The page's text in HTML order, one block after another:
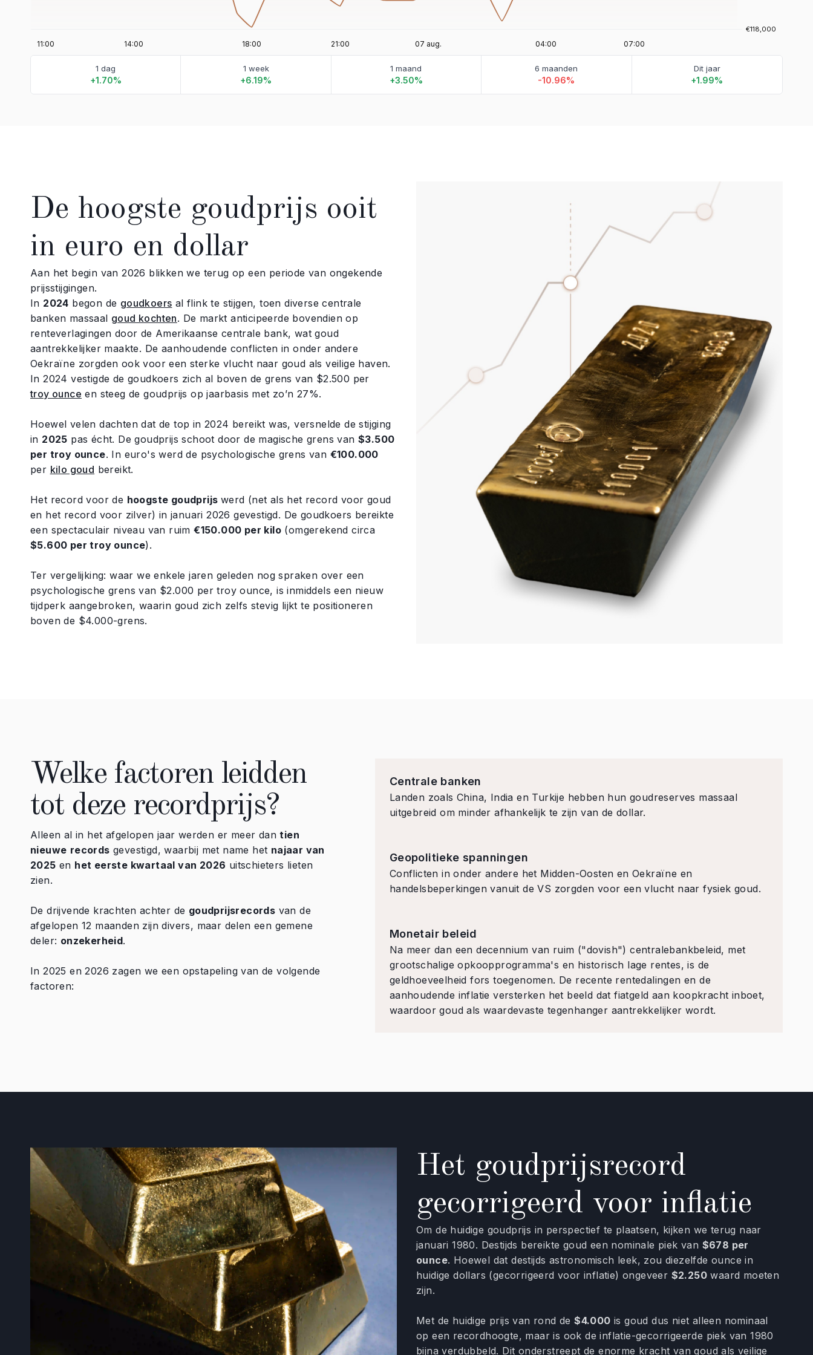
1 dag
+1.70%
1 week
+6.19%
1 maand
+3.50%
6 maanden
-10.96%
Dit jaar
+1.99%
De hoogste goudprijs ooit
in euro en dollar
Aan het begin van 2026 blikken we terug op een periode van ongekende
prijsstijgingen.
In 2024 begon de goudkoers al flink te stijgen, toen diverse centrale
banken massaal goud kochten. De markt anticipeerde bovendien op
renteverlagingen door de Amerikaanse centrale bank, wat goud
aantrekkelijker maakte. De aanhoudende conflicten in onder andere
Oekraïne zorgden ook voor een sterke vlucht naar goud als veilige haven.
In 2024 vestigde de goudkoers zich al boven de grens van $2.500 per
troy ounce en steeg de goudprijs op jaarbasis met zo’n 27%.
Hoewel velen dachten dat de top in 2024 bereikt was, versnelde de stijging
in 2025 pas écht. De goudprijs schoot door de magische grens van$3.500
per troy ounce. In euro's werd de psychologische grens van €100.000
per kilo goud bereikt.
Het record voor de hoogste goudprijs werd (net als het record voor goud
en het record voor zilver) in januari 2026 gevestigd. De goudkoers bereikte
een spectaculair niveau van ruim€150.000 per kilo (omgerekend circa
$5.600 per troy ounce).
Ter vergelijking: waar we enkele jaren geleden nog spraken over een
psychologische grens van $2.000 per troy ounce, is inmiddels een nieuw
tijdperk aangebroken, waarin goud zich zelfs stevig lijkt te positioneren
boven de $4.000-grens.
Welke factoren leidden
tot deze recordprijs?
Alleen al in het afgelopen jaar werden er meer dantien
nieuwe records gevestigd, waarbij met name het najaar van
2025 en het eerste kwartaal van 2026 uitschieters lieten
zien.
De drijvende krachten achter de goudprijsrecords van de
afgelopen 12 maanden zijn divers, maar delen een gemene
deler: onzekerheid.
In 2025 en 2026 zagen we een opstapeling van de volgende
factoren:
Centrale banken
Landen zoals China, India en Turkije hebben hun goudreserves massaal
uitgebreid om minder afhankelijk te zijn van de dollar.
Geopolitieke spanningen
Conflicten in onder andere het Midden-Oosten en Oekraïne en
handelsbeperkingen vanuit de VS zorgden voor een vlucht naar fysiek goud.
Monetair beleid
Na meer dan een decennium van ruim ("dovish") centralebankbeleid, met
grootschalige opkoopprogramma's en historisch lage rentes, is de
geldhoeveelheid fors toegenomen. De recente rentedalingen en de
aanhoudende inflatie versterken het beeld dat fiatgeld aan koopkracht inboet,
waardoor goud als waardevaste tegenhanger aantrekkelijker wordt.
Het goudprijsrecord
gecorrigeerd voor inflatie
Om de huidige goudprijs in perspectief te plaatsen, kijken we terug naar
januari 1980. Destijds bereikte goud een nominale piek van $678 per
ounce. Hoewel dat destijds astronomisch leek, zou diezelfde ounce in
huidige dollars (gecorrigeerd voor inflatie) ongeveer $2.250 waard moeten
zijn.
Met de huidige prijs van rond de$4.000 is goud dus niet alleen nominaal
op een recordhoogte, maar is ook de inflatie-gecorrigeerde piek van 1980
bijna verdubbeld. Dit onderstreept de enorme kracht van goud als veilige